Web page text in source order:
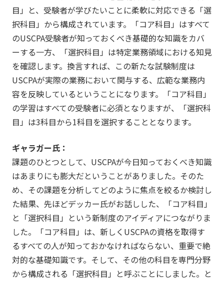
目」と、受験者が学びたいことに柔軟に対応できる「選
択科目」から構成されています。「コア科目」はすべて
のUSCPA受験者が知っておくべき基礎的な知識をカバ
ーする一方、「選択科目」は特定業務領域における知見
を確認します。換言すれば、この新たな試験制度は
USCPAが実際の業務において関与する、広範な業務内
容を反映しているということになります。「コア科目」
の学習はすべての受験者に必須となりますが、「選択科
目」は3科目から1科目を選択することとなります。
ギャラガー氏：
課題のひとつとして、USCPAが今日知っておくべき知識
はあまりにも膨大だということがありました。そのた
め、その課題を分析してどのように焦点を絞るか検討し
た結果、先ほどデッカー氏がお話しした、「コア科目」
と「選択科目」という新制度のアイディアにつながりま
した。「コア科目」は、新しくUSCPAの資格を取得す
るすべての人が知っておかなければならない、重要で絶
対的な基礎知識です。そして、その他の科目を専門分野
から構成される「選択科目」と呼ぶことにしました。と